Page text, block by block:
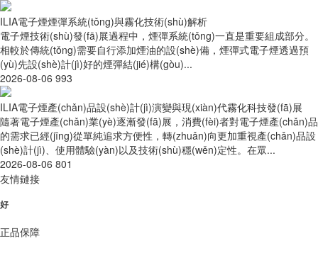
ILIA電子煙煙彈系統(tǒng)與霧化技術(shù)解析
電子煙技術(shù)發(fā)展過程中，煙彈系統(tǒng)一直是重要組成部分。
相較於傳統(tǒng)需要自行添加煙油的設(shè)備，煙彈式電子煙透過預
(yù)先設(shè)計(jì)好的煙彈結(jié)構(gòu)...
2026-08-06 993
ILIA電子煙產(chǎn)品設(shè)計(jì)演變與現(xiàn)代霧化科技發(fā)展
隨著電子煙產(chǎn)業(yè)逐漸發(fā)展，消費(fèi)者對電子煙產(chǎn)品
的需求已經(jīng)從單純追求方便性，轉(zhuǎn)向更加重視產(chǎn)品設
(shè)計(jì)、使用體驗(yàn)以及技術(shù)穩(wěn)定性。在眾...
2026-08-06 801
友情鏈接
好
正品保障